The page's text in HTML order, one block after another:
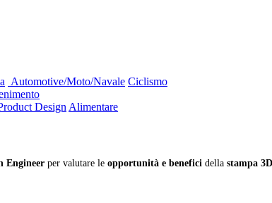
Automotive/Moto/Navale Ciclismo
Design Alimentare
Engineer per valutare le opportunità e benefici della stampa